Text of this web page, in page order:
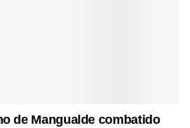
de Mangualde combatido